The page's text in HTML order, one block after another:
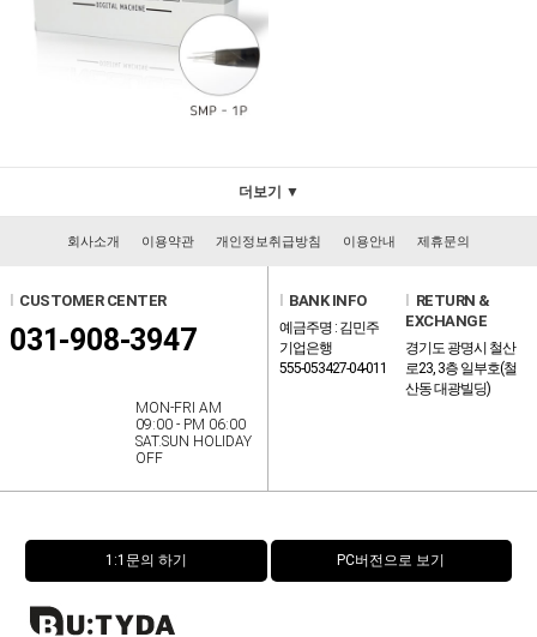
더보기 ▼
회사소개 이용약관 개인정보취급방침 이용안내 제휴문의
CUSTOMER CENTER
031-908-3947
MON-FRI AM
09:00 - PM 06:00
SAT.SUN HOLIDAY
OFF
BANK INFO
예금주명 : 김민주
기업은행
555-053427-04-011
RETURN &
EXCHANGE
경기도 광명시 철산
로23, 3층 일부호(철
산동 대광빌딩)
1:1문의 하기 PC버전으로 보기